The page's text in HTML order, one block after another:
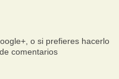
o si prefieres hacerlo
comentarios